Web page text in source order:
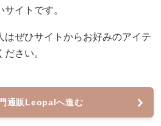
イトです。
はぜひサイトからお好みのアイテ
さい。
通販Leopalへ進む